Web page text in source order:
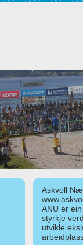
Askvoll
ANU er
styrkje
utvikle